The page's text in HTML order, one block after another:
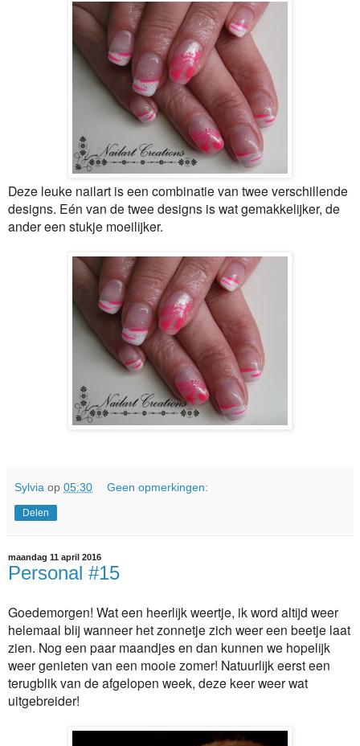
Deze leuke nailart is een combinatie van twee verschillende
designs. Eén van de twee designs is wat gemakkelijker, de
ander een stukje moeilijker.
Sylvia op 05:30 Geen opmerkingen:
Delen
maandag 11 april 2016
Personal #15
Goedemorgen! Wat een heerlijk weertje, ik word altijd weer
helemaal blij wanneer het zonnetje zich weer een beetje laat
zien. Nog een paar maandjes en dan kunnen we hopelijk
weer genieten van een mooie zomer! Natuurlijk eerst een
terugblik van de afgelopen week, deze keer weer wat
uitgebreider!